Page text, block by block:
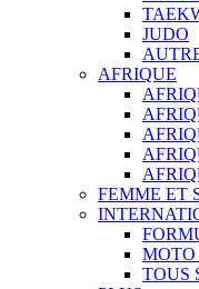
JUDO
AFRIQUE
FEMME ET
MOTO
TOUS